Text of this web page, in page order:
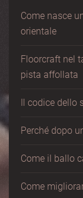
Come nasce
orientale
Floorcraft nel
pista affollata
Il codice
Perché dopo
Come il ballo
Come